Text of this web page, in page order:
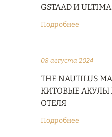
GSTAAD И
Подробнее
08 августа 2024
THE NAUTILUS
КИТОВЫЕ
ОТЕЛЯ
Подробнее